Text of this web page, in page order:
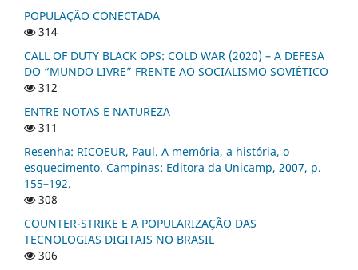
POPULAÇÃO CONECTADA
314
CALL OF DUTY BLACK OPS: COLD WAR (2020) – A DEFESA
DO “MUNDO LIVRE” FRENTE AO SOCIALISMO SOVIÉTICO
312
ENTRE NOTAS E NATUREZA
311
Resenha: RICOEUR, Paul. A memória, a história, o
esquecimento. Campinas: Editora da Unicamp, 2007, p.
155–192.
308
COUNTER-STRIKE E A POPULARIZAÇÃO DAS
TECNOLOGIAS DIGITAIS NO BRASIL
306